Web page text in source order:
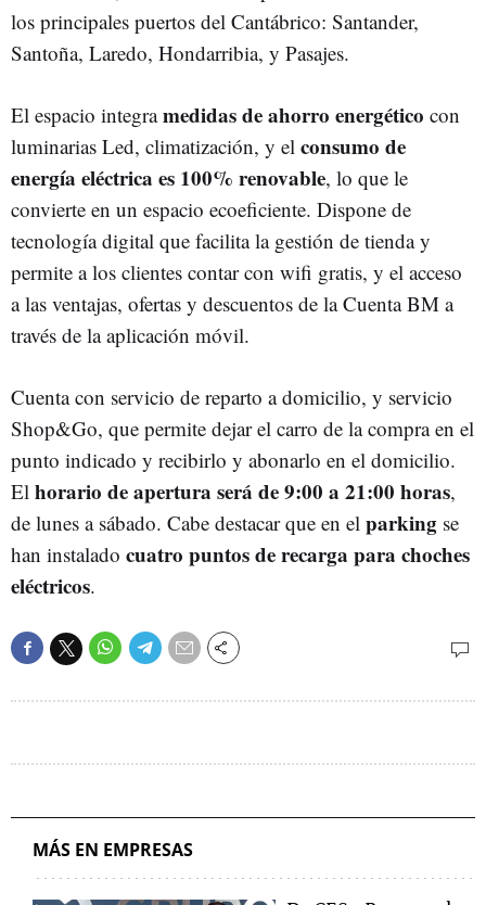
los principales puertos del Cantábrico: Santander,
Santoña, Laredo, Hondarribia, y Pasajes.
El espacio integramedidas de ahorro energético con
luminarias Led, climatización, y el consumo de
energía eléctrica es 100% renovable, lo que le
convierte en un espacio ecoeficiente. Dispone de
tecnología digital que facilita la gestión de tienda y
permite a los clientes contar con wifi gratis, y el acceso
a las ventajas, ofertas y descuentos de la Cuenta BM a
través de la aplicación móvil.
Cuenta con servicio de reparto a domicilio, y servicio
Shop&Go, que permite dejar el carro de la compra en el
punto indicado y recibirlo y abonarlo en el domicilio.
El horario de apertura será de 9:00 a 21:00 horas,
de lunes a sábado. Cabe destacar que en el parking se
han instalado cuatro puntos de recarga para choches
eléctricos.
MÁS EN EMPRESAS